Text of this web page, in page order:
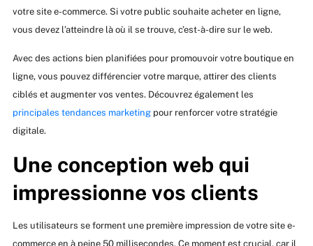
votre site e-commerce. Si votre public souhaite acheter en ligne,
vous devez l’atteindre là où il se trouve, c’est-à-dire sur le web.
Avec des actions bien planifiées pour promouvoir votre boutique en
ligne, vous pouvez différencier votre marque, attirer des clients
ciblés et augmenter vos ventes. Découvrez également les
principales tendances marketingpour renforcer votre stratégie
digitale.
Une conception web qui
impressionne vos clients
Les utilisateurs se forment une première impression de votre site e-
commerce en à peine 50 millisecondes. Ce moment est crucial, car il